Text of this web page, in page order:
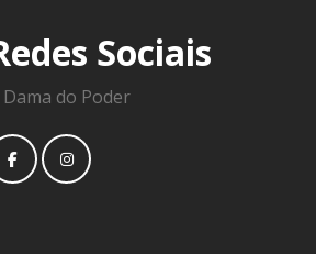
Sociais
Dama do Poder